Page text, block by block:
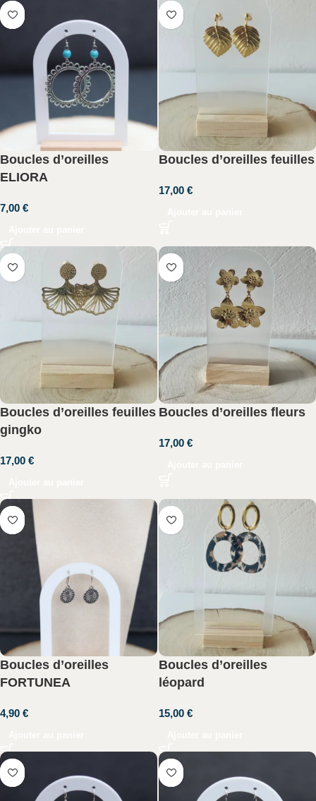
Boucles d’oreilles
ELIORA
7,00 €
Boucles d’oreilles feuilles
17,00 €
Boucles d’oreilles feuilles
gingko
17,00 €
Boucles d’oreilles fleurs
17,00 €
Boucles d’oreilles
FORTUNEA
4,90 €
Boucles d’oreilles
léopard
15,00 €